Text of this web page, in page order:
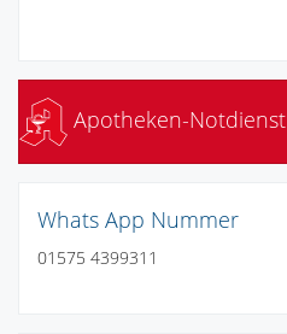
Apotheken-Notdienst
Whats App Nummer
01575 4399311